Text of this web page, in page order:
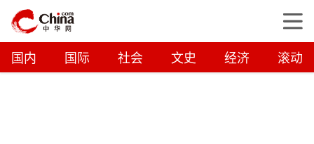
国内 国际 社会 文史 经济 滚动